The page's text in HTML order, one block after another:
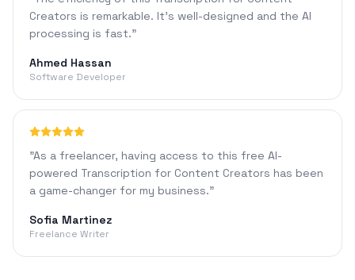
Creators is remarkable. It's well-designed and the AI
processing is fast."
Ahmed Hassan
Software Developer
"As a freelancer, having access to this free AI-
powered Transcription for Content Creators has been
a game-changer for my business."
Sofia Martinez
Freelance Writer